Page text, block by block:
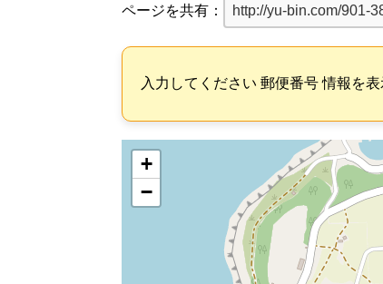
ページを共有：
入力してください 郵便番号 情報を
+
−